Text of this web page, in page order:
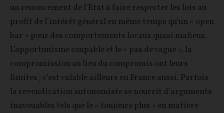
un renoncement de l’État à faire respecter les lois au
profit de l’intérêt général en même temps qu’un « open
bar » pour des comportements locaux quasi mafieux.
L’opportunisme coupable et le « pas de vague », la
compromission au lieu du compromis ont leurs
limites ; c’est valable ailleurs en France aussi. Parfois
la revendication autonomiste se nourrit d’arguments
inavouables tels que le « toujours plus » en matière